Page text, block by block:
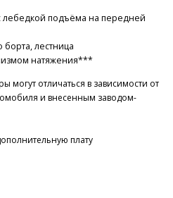
лебедкой подъёма на передней
борта, лестница
натяжения***
отличаться в зависимости от
и внесенным заводом-
плату